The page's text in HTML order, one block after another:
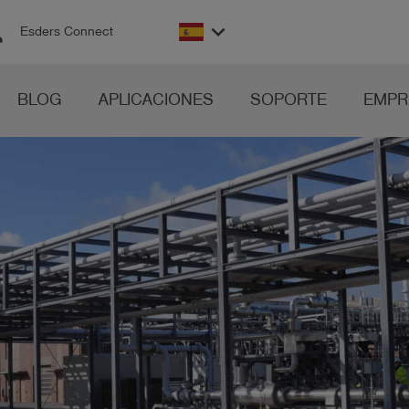
Esders Connect keyboard_arrow_down
BLOG APLICACIONES SOPORTE